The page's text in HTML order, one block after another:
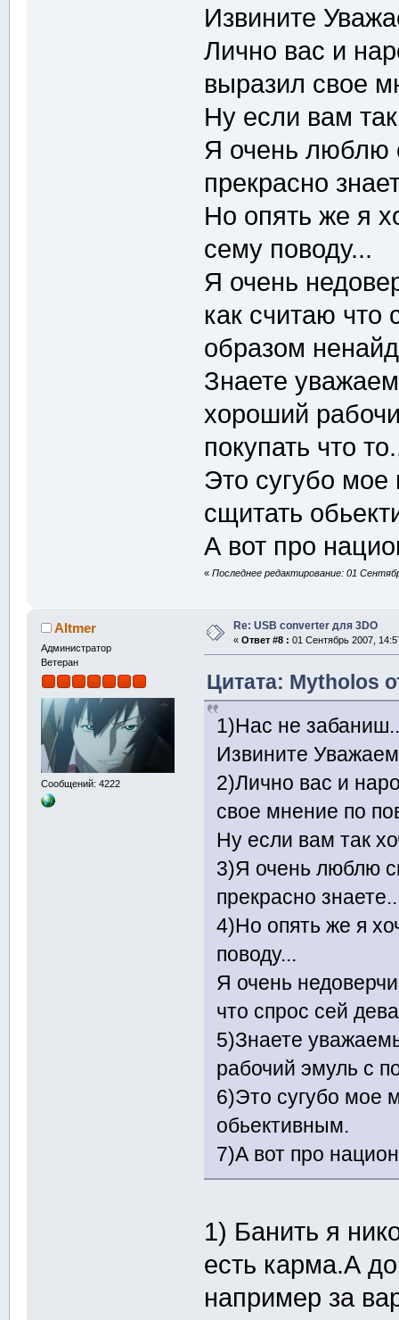
Извините
Лично вас и
выразил свое
Ну если вам
Я очень люблю
прекрасно
Но опять же я
сему поводу...
Я очень
как считаю
образом
Знаете
хороший
покупать что
Это сугубо
сщитать
А вот про
«Последнее редактирование: 01
Altmer
Администратор
Ветеран
Сообщений: 4222
Re: USB converter для 3DO
« Ответ #8 : 01 Сентябрь 2007,
Цитата: Mytholos
1)Нас не
Извините
2)Лично вас и
свое мнение по
Ну если вам так
3)Я очень люблю
прекрасно
4)Но опять же я
поводу...
Я очень
что спрос сей
5)Знаете
рабочий эмуль с
6)Это сугубо мое
обьективным.
7)А вот про
1) Банить я
есть карма.А
например за